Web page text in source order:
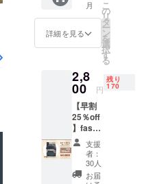
FROSCH（
ぽ）、
立・ゴミ
箱）、
RIDDER（バ
スルームア
イテム）な
ど、さまざ
まなドイツ
ブランドの
送料込
み
月
詳細を見る
こ
の
リ
タ
ー
ン
を
選
択
す
る
2,8
00 円
残り
170
【早割
25％off
】fashy
湯たん
ぽ1.8L
スマー
トボト
支援
者：
30人
お届